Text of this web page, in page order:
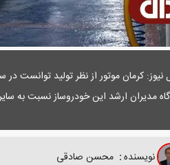
مدیران ارشد این خودروساز نسبت به
نویسنده: محسن صادقی